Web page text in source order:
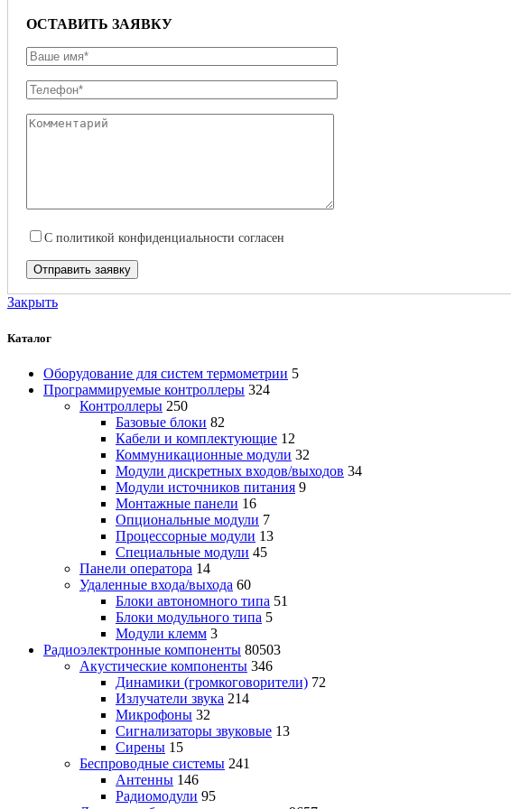
ОСТАВИТЬ ЗАЯВКУ
С политикой конфиденциальности согласен
Закрыть
Каталог
Оборудование для систем термометрии 5
Программируемые контроллеры 324
Контроллеры 250
Базовые блоки 82
Кабели и комплектующие 12
Коммуникационные модули 32
Модули дискретных входов/выходов 34
Модули источников питания 9
Монтажные панели 16
Опциональные модули 7
Процессорные модули 13
Специальные модули 45
Панели оператора 14
Удаленные входа/выхода 60
Блоки автономного типа 51
Блоки модульного типа 5
Модули клемм 3
Радиоэлектронные компоненты 80503
Акустические компоненты 346
Динамики (громкоговорители) 72
Излучатели звука 214
Микрофоны 32
Сигнализаторы звуковые 13
Сирены 15
Беспроводные системы 241
Антенны 146
Радиомодули 95